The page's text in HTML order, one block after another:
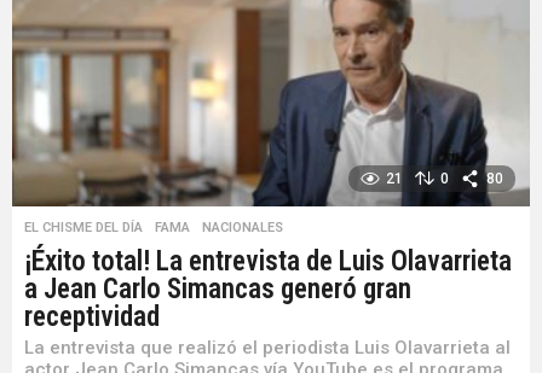
21 0 80
EL CHISME DEL DÍA ,FAMA ,NACIONALES
¡Éxito total! La entrevista de Luis Olavarrieta
a Jean Carlo Simancas generó gran
receptividad
La entrevista que realizó el periodista Luis Olavarrieta al